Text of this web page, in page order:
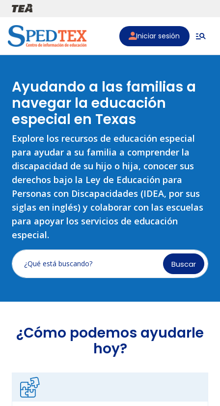
Pasar al contenido principal
Iniciar sesión
Ayudando a las familias a
navegar la educación
especial en Texas
Explore los recursos de educación especial
para ayudar a su familia a comprender la
discapacidad de su hijo o hija, conocer sus
derechos bajo la Ley de Educación para
Personas con Discapacidades (IDEA, por sus
siglas en inglés) y colaborar con las escuelas
para apoyar los servicios de educación
especial.
¿Qué está buscando? Buscar
¿Cómo podemos ayudarle
hoy?